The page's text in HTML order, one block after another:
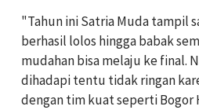
"Tahun ini Satria Muda tampil
berhasil lolos hingga babak
mudahan bisa melaju ke final.
dihadapi tentu tidak ringan
dengan tim kuat seperti Bogor